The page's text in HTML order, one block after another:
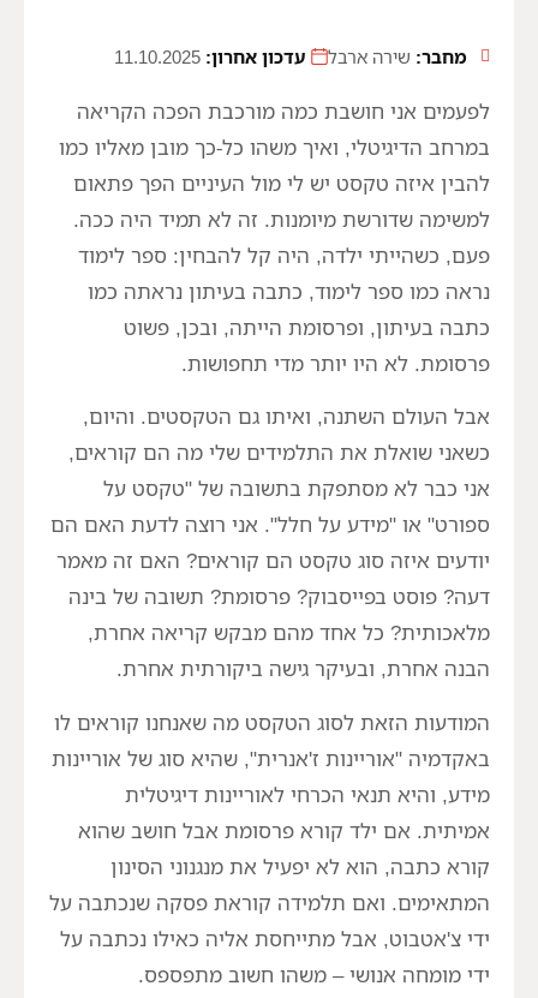
מחבר:שירה ארבל עדכון אחרון: 11.10.2025
לפעמים אני חושבת כמה מורכבת הפכה הקריאה
במרחב הדיגיטלי, ואיך משהו כל-כך מובן מאליו כמו
להבין איזה טקסט יש לי מול העיניים הפך פתאום
למשימה שדורשת מיומנות. זה לא תמיד היה ככה.
פעם, כשהייתי ילדה, היה קל להבחין: ספר לימוד
נראה כמו ספר לימוד, כתבה בעיתון נראתה כמו
כתבה בעיתון, ופרסומת הייתה, ובכן, פשוט
פרסומת. לא היו יותר מדי תחפושות.
אבל העולם השתנה, ואיתו גם הטקסטים. והיום,
כשאני שואלת את התלמידים שלי מה הם קוראים,
אני כבר לא מסתפקת בתשובה של "טקסט על
ספורט" או "מידע על חלל". אני רוצה לדעת האם הם
יודעים איזה סוג טקסט הם קוראים? האם זה מאמר
דעה? פוסט בפייסבוק? פרסומת? תשובה של בינה
מלאכותית? כל אחד מהם מבקש קריאה אחרת,
הבנה אחרת, ובעיקר גישה ביקורתית אחרת.
המודעות הזאת לסוג הטקסט מה שאנחנו קוראים לו
באקדמיה "אוריינות ז'אנרית", שהיא סוג של אוריינות
מידע, והיא תנאי הכרחי לאוריינות דיגיטלית
אמיתית. אם ילד קורא פרסומת אבל חושב שהוא
קורא כתבה, הוא לא יפעיל את מנגנוני הסינון
המתאימים. ואם תלמידה קוראת פסקה שנכתבה על
ידי צ'אטבוט, אבל מתייחסת אליה כאילו נכתבה על
ידי מומחה אנושי – משהו חשוב מתפספס.